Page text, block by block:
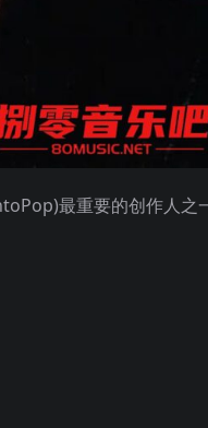
最重要的创作人之